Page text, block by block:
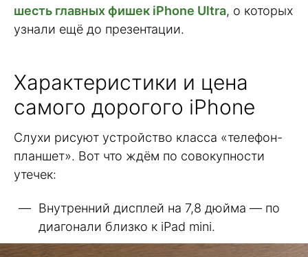
шесть главных фишек iPhone Ultra, о которых
узнали ещё до презентации.
Характеристики и цена
самого дорогого iPhone
Слухи рисуют устройство класса «телефон-
планшет». Вот что ждём по совокупности
утечек:
Внутренний дисплей на 7,8 дюйма — по
диагонали близко к iPad mini.